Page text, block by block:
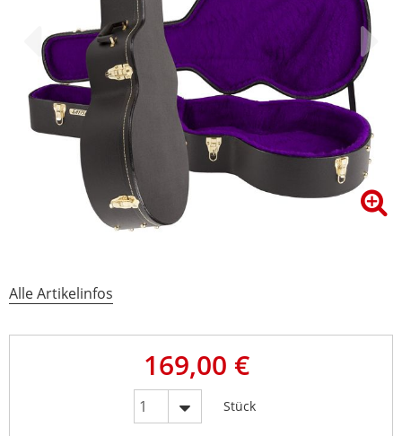
Alle Artikelinfos
169,00 €
Stück